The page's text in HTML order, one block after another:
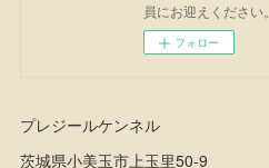
員にお迎えください。
フォロー
プレジールケンネル
茨城県小美玉市上玉里50-9